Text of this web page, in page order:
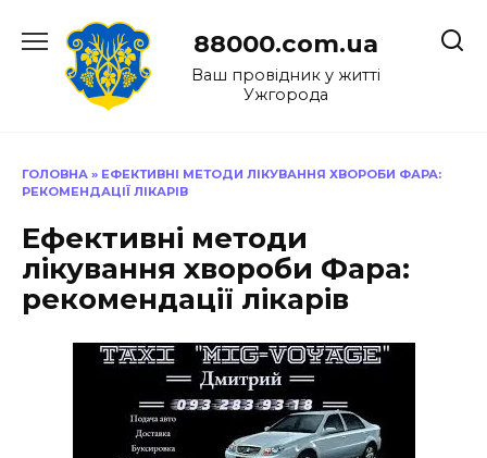
до
88000.com.ua
Ваш провідник у житті
Ужгорода
ГОЛОВНА » ЕФЕКТИВНІ МЕТОДИ ЛІКУВАННЯ ХВОРОБИ ФАРА:
РЕКОМЕНДАЦІЇ ЛІКАРІВ
Ефективні методи
лікування хвороби Фара:
рекомендації лікарів